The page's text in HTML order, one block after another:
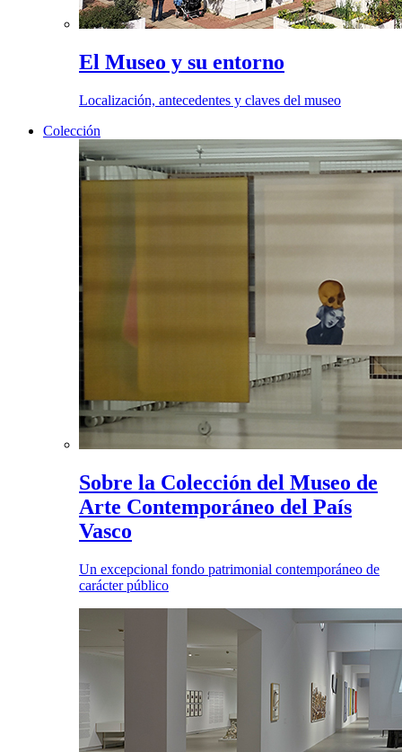
El Museo y su entorno
Localización, antecedentes y claves del museo
Colección
Sobre la Colección del Museo de
Arte Contemporáneo del País
Vasco
Un excepcional fondo patrimonial contemporáneo de
carácter público